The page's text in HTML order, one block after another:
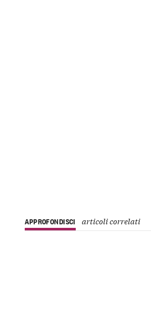
APPROFONDISCI articoli correlati